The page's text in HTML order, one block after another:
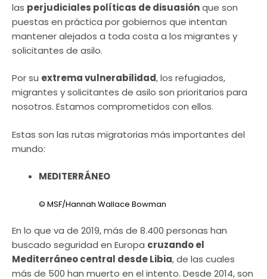
las perjudiciales políticas de disuasiónque son
puestas en práctica por gobiernos que intentan
mantener alejados a toda costa a los migrantes y
solicitantes de asilo.
Por su extrema vulnerabilidad, los refugiados,
migrantes y solicitantes de asilo son prioritarios para
nosotros. Estamos comprometidos con ellos.
Estas son las rutas migratorias más importantes del
mundo:
MEDITERRÁNEO
© MSF/Hannah Wallace Bowman
En lo que va de 2019, más de 8.400 personas han
buscado seguridad en Europa cruzando el
Mediterráneo central desde Libia, de las cuales
más de 500 han muerto en el intento. Desde 2014, son